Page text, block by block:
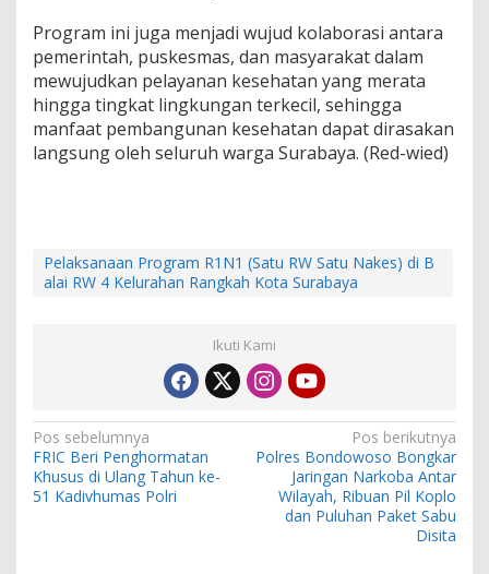
Program ini juga menjadi wujud kolaborasi antara
pemerintah, puskesmas, dan masyarakat dalam
mewujudkan pelayanan kesehatan yang merata
hingga tingkat lingkungan terkecil, sehingga
manfaat pembangunan kesehatan dapat dirasakan
langsung oleh seluruh warga Surabaya. (Red-wied)
Pelaksanaan Program R1N1 (Satu RW Satu Nakes) di B
alai RW 4 Kelurahan Rangkah Kota Surabaya
Ikuti Kami
N
a
v
Pos sebelumnya
FRIC Beri Penghormatan
Khusus di Ulang Tahun ke-
51 Kadivhumas Polri
Pos berikutnya
Polres Bondowoso Bongkar
Jaringan Narkoba Antar
Wilayah, Ribuan Pil Koplo
dan Puluhan Paket Sabu
Disita